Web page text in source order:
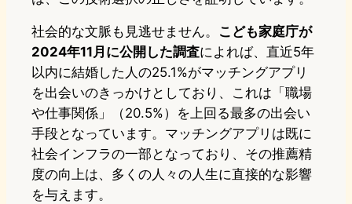
社会的な文脈も見逃せません。 こども家庭庁が
2024年11月に公開した調査によれば、直近5年
以内に結婚した人の25.1%がマッチングアプリ
を出会いのきっかけとしており、これは「職場
や仕事関係」（20.5%）を上回る最多の出会い
手段となっています。マッチングアプリは既に
社会インフラの一部となっており、その推薦精
度の向上は、多くの人々の人生に直接的な影響
を与えます。